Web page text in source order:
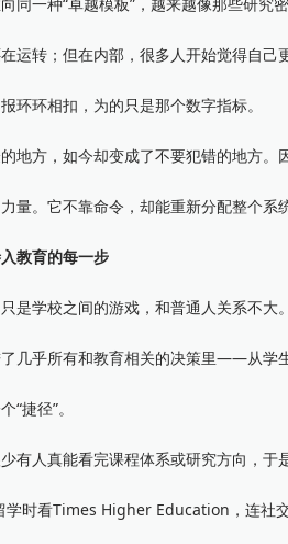
转；但在内部，很多人开始觉得自己更
环相扣，为的只是那个数字指标。
方，如今却变成了不要犯错的地方。
。它不靠命令，却能重新分配整个系统
教育的每一步
学校之间的游戏，和普通人关系不大。
乎所有和教育相关的决策里——从学生
捷径”。
人真能看完课程体系或研究方向，于
看Times Higher Education，连社交